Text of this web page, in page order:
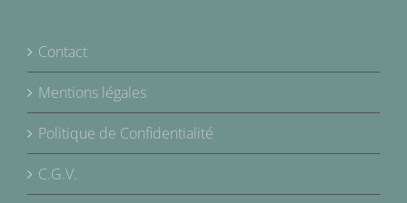
Contact
Mentions légales
Politique de Confidentialité
C.G.V.